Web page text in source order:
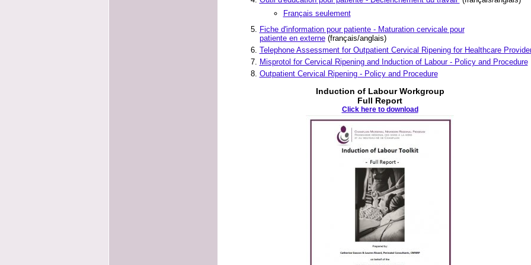
Français seulement
Fiche d'information pour patiente - Maturation cervicale pour
patiente en externe(français/anglais)
Telephone Assessment for Outpatient Cervical Ripening for Healthcare
Misprotol for Cervical Ripening and Induction of Labour - Policy and Procedure
Outpatient Cervical Ripening - Policy and Procedure
Induction of Labour Workgroup
Full Report
Click here to download